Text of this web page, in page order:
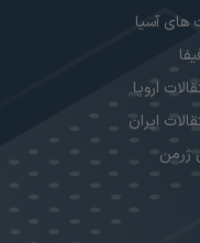
آسیا
اروپا
ایران
ژرمن